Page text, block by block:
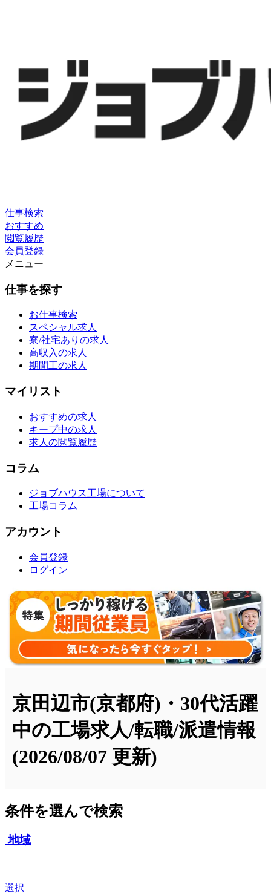
仕事検索
おすすめ
閲覧履歴
会員登録
メニュー
仕事を探す
お仕事検索
スペシャル求人
寮/社宅ありの求人
高収入の求人
期間工の求人
マイリスト
おすすめの求人
キープ中の求人
求人の閲覧履歴
コラム
ジョブハウス工場について
工場コラム
アカウント
会員登録
ログイン
京田辺市(京都府)・30代活躍
中の工場求人/転職/派遣情報
(2026/08/07 更新)
条件を選んで検索
地域
選択